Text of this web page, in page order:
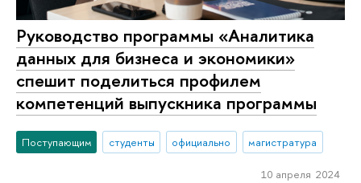
Руководство программы «Аналитика
данных для бизнеса и экономики»
спешит поделиться профилем
компетенций выпускника программы
Поступающим студенты официально магистратура
10 апреля 2024